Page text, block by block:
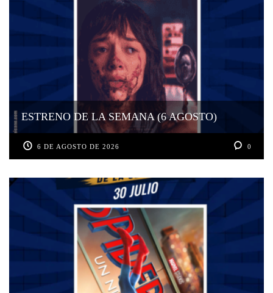
ESTRENO DE LA SEMANA (6 AGOSTO)
6 DE AGOSTO DE 2026 0